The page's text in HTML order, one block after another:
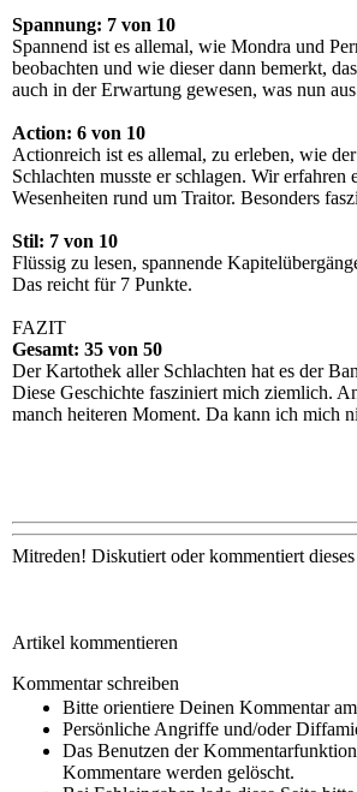
Spannung: 7 von 10
Spannend ist es allemal, wie Mondra und
beobachten und wie dieser dann bemerkt,
auch in der Erwartung gewesen, was nun
Action: 6 von 10
Actionreich ist es allemal, zu erleben, wie
Schlachten musste er schlagen. Wir
Wesenheiten rund um Traitor. Besonders
Stil: 7 von 10
Flüssig zu lesen, spannende
Das reicht für 7 Punkte.
FAZIT
Gesamt: 35 von 50
Der Kartothek aller Schlachten hat es der
Diese Geschichte fasziniert mich ziemlich.
manch heiteren Moment. Da kann ich mich
Mitreden! Diskutiert oder kommentiert
Artikel kommentieren
Kommentar schreiben
Bitte orientiere Deinen Kommentar
Persönliche Angriffe und/oder
Das Benutzen der
Kommentare werden gelöscht.